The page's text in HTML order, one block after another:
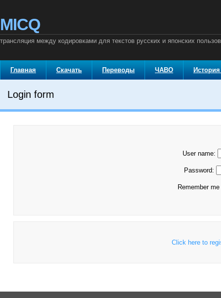
MICQ
трансляция между кодировками для текстов русских и японских
Главная Скачать Переводы ЧАВО
Login form
User name:
Password:
Remember
Click here to